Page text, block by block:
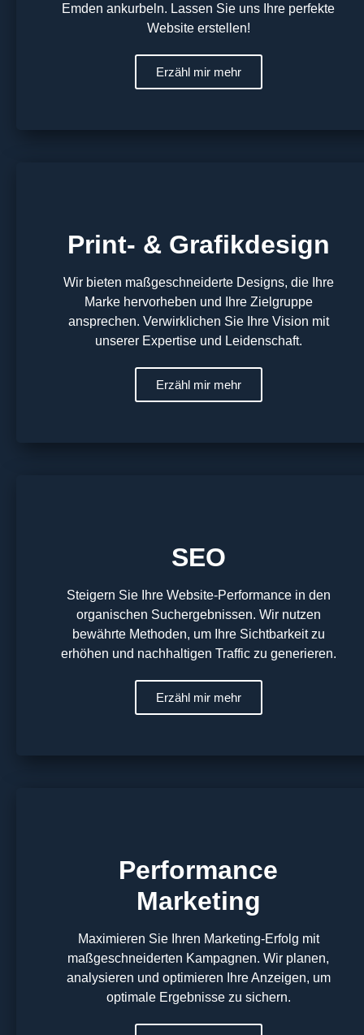
Emden ankurbeln. Lassen Sie uns Ihre perfekte
Website erstellen!
Erzähl mir mehr
Print- & Grafikdesign
Wir bieten maßgeschneiderte Designs, die Ihre
Marke hervorheben und Ihre Zielgruppe
ansprechen. Verwirklichen Sie Ihre Vision mit
unserer Expertise und Leidenschaft.
Erzähl mir mehr
SEO
Steigern Sie Ihre Website-Performance in den
organischen Suchergebnissen. Wir nutzen
bewährte Methoden, um Ihre Sichtbarkeit zu
erhöhen und nachhaltigen Traffic zu generieren.
Erzähl mir mehr
Performance
Marketing
Maximieren Sie Ihren Marketing-Erfolg mit
maßgeschneiderten Kampagnen. Wir planen,
analysieren und optimieren Ihre Anzeigen, um
optimale Ergebnisse zu sichern.